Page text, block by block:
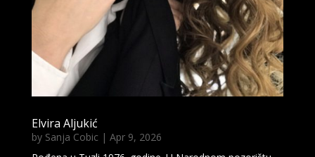
Elvira Aljukić
by Sanja Cobic| Apr 9, 2026